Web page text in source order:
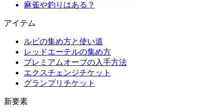
麻雀や釣りはある？
アイテム
ルピの集め方と使い道
レッドエーテルの集め方
プレミアムオーブの入手方法
エクスチェンジチケット
グランプリチケット
新要素